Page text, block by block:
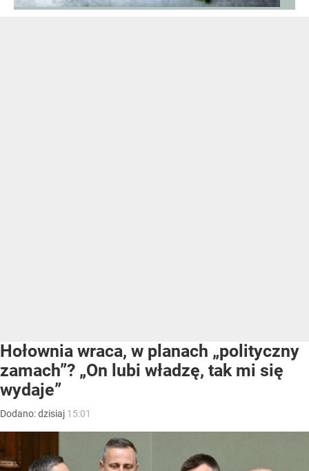
Hołownia wraca, w planach „polityczny
zamach”? „On lubi władzę, tak mi się
wydaje”
Dodano:dzisiaj 15:01